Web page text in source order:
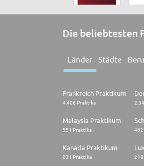
Die beliebtesten
Länder Städte
Frankreich Praktikum
4.406 Praktika
Malaysia Praktikum
551 Praktika 462
Kanada Praktikum
231 Praktika